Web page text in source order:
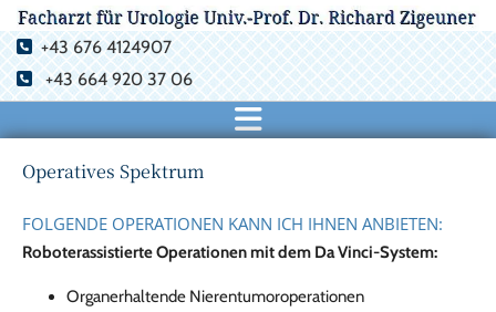
 +43 676 4124907
 +43 664 920 37 06
Operatives Spektrum
FOLGENDE OPERATIONEN KANN ICH IHNEN ANBIETEN:
Roboterassistierte Operationen mit dem Da Vinci-System:
Organerhaltende Nierentumoroperationen